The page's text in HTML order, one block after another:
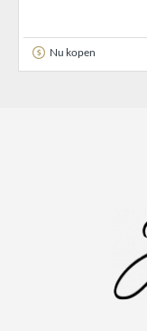
Nu kopen